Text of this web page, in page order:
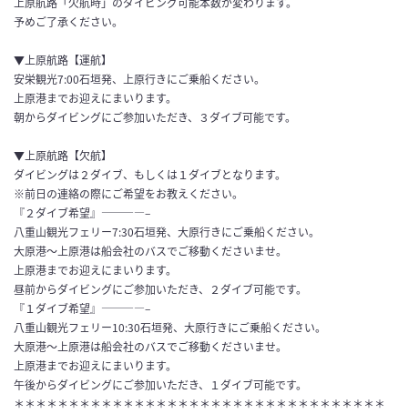
予めご了承ください。
▼上原航路【運航】
安栄観光7:00石垣発、上原行きにご乗船ください。
上原港までお迎えにまいります。
朝からダイビングにご参加いただき、３ダイブ可能です。
▼上原航路【欠航】
ダイビングは２ダイブ、もしくは１ダイブとなります。
※前日の連絡の際にご希望をお教えください。
『２ダイブ希望』————–
八重山観光フェリー7:30石垣発、大原行きにご乗船ください。
大原港～上原港は船会社のバスでご移動くださいませ。
上原港までお迎えにまいります。
昼前からダイビングにご参加いただき、２ダイブ可能です。
『１ダイブ希望』————–
八重山観光フェリー10:30石垣発、大原行きにご乗船ください。
大原港～上原港は船会社のバスでご移動くださいませ。
上原港までお迎えにまいります。
午後からダイビングにご参加いただき、１ダイブ可能です。
＊＊＊＊＊＊＊＊＊＊＊＊＊＊＊＊＊＊＊＊＊＊＊＊＊＊＊＊＊＊＊＊＊＊